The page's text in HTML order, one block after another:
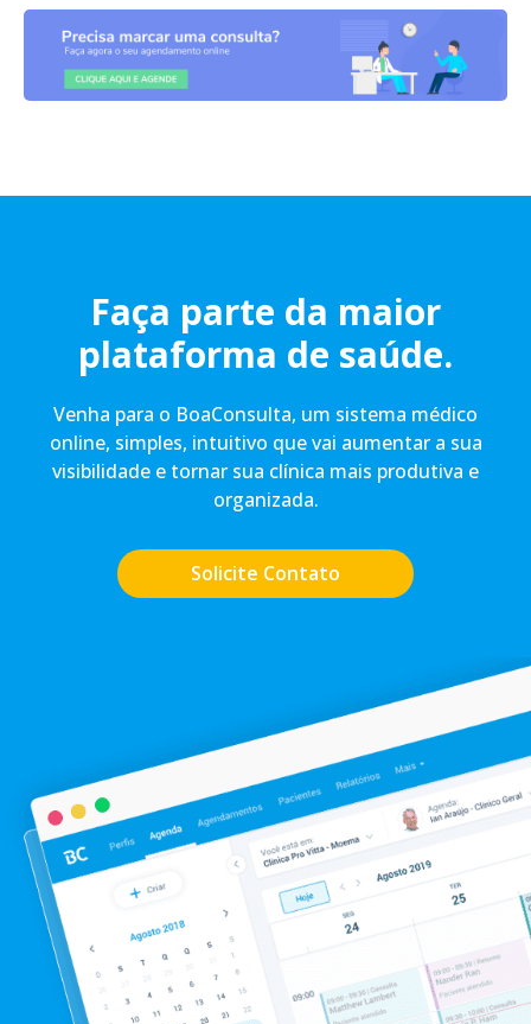
Faça parte da maior
plataforma de saúde.
Venha para o BoaConsulta, um sistema médico
online, simples, intuitivo que vai aumentar a sua
visibilidade e tornar sua clínica mais produtiva e
organizada.
Solicite Contato